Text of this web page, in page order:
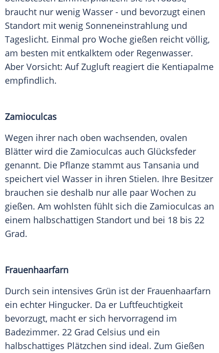
braucht nur wenig Wasser - und bevorzugt einen
Standort mit wenig Sonneneinstrahlung und
Tageslicht. Einmal pro Woche gießen reicht völlig,
am besten mit entkalktem oder Regenwasser.
Aber Vorsicht: AufZugluft reagiert die Kentiapalme
empfindlich.
Zamioculcas
Wegen ihrer nach oben wachsenden, ovalen
Blätter wird die Zamioculcas auch Glücksfeder
genannt. Die Pflanze stammt aus Tansania und
speichert viel Wasser in ihren Stielen. Ihre Besitzer
brauchen sie deshalb nur alle paar Wochen zu
gießen. Am wohlsten fühlt sich die Zamioculcas an
einem halbschattigen Standort und bei 18 bis 22
Grad.
Frauenhaarfarn
Durch sein intensives Grün ist der Frauenhaarfarn
ein echter Hingucker. Da er Luftfeuchtigkeit
bevorzugt, macht er sich hervorragend im
Badezimmer. 22 Grad Celsius und ein
halbschattiges Plätzchen sind ideal. Zum Gießen